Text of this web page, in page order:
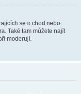
se o chod nebo
Také tam můžete najít
moderují.